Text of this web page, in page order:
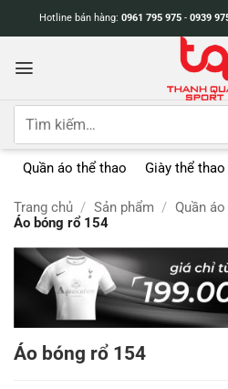
dung
Hotline bán hàng: 0961 795 975 - 0939
Tìm
Quần áo thể thao Giày thể thao
Trang chủ / Sản phẩm / Quần
Áo bóng rổ 154
Áo bóng rổ 154